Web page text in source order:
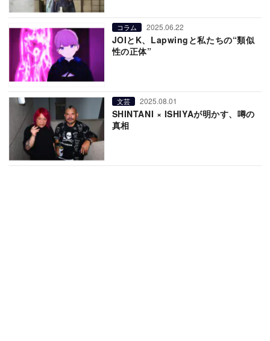
コラム 2025.06.22
JOIとK、Lapwingと私たちの“類似
性の正体”
文芸 2025.08.01
SHINTANI × ISHIYAが明かす、噂の
真相